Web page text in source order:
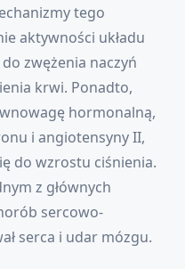
tego
aktywności układu
zwężenia naczyń
krwi. Ponadto,
hormonalną,
i angiotensyny II,
do wzrostu ciśnienia.
z głównych
sercowo-
serca i udar mózgu.